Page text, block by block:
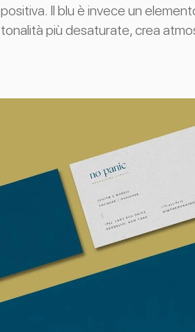
positiva. Il blu è invece un
tonalità più desaturate, crea